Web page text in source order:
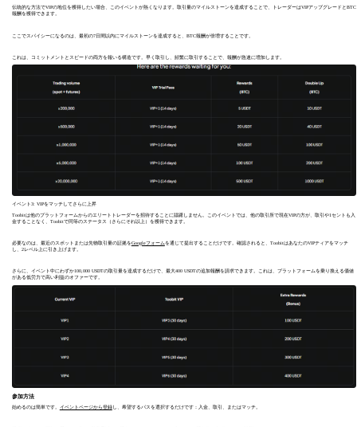
伝統的な方法でVIPの地位を獲得したい場合、このイベントが熱くなります。取引量のマイルストーンを達成することで、トレーダーはVIPアップグレードとBTC
報酬を獲得できます。
ここでスパイシーになるのは、最初の7日間以内にマイルストーンを達成すると、BTC報酬が倍増することです。
これは、コミットメントとスピードの両方を報いる構造です。早く取引し、頻繁に取引することで、報酬が急速に増加します。
イベント3: VIPをマッチしてさらに上昇
Toobitは他のプラットフォームからのエリートトレーダーを招待することに躊躇しません。このイベントでは、他の取引所で現在VIPの方が、取引や1セントも入
金することなく、Toobitで同等のステータス（さらにそれ以上）を獲得できます。
必要なのは、最近のスポットまたは先物取引量の証拠をGoogleフォームを通じて提出することだけです。確認されると、ToobitはあなたのVIPティアをマッチ
し、2レベル上に引き上げます。
さらに、イベント中にわずか100,000 USDTの取引量を達成するだけで、最大400 USDTの追加報酬を請求できます。これは、プラットフォームを乗り換える価値
がある低労力で高い利益のオファーです。
参加方法
始めるのは簡単です。 イベントページから登録し、希望するパスを選択するだけです：入金、取引、またはマッチ。